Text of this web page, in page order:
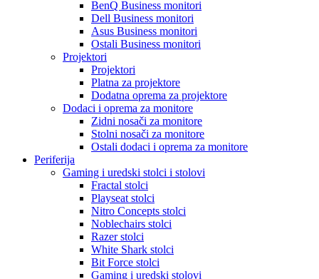
BenQ Business monitori
Dell Business monitori
Asus Business monitori
Ostali Business monitori
Projektori
Projektori
Platna za projektore
Dodatna oprema za projektore
Dodaci i oprema za monitore
Zidni nosači za monitore
Stolni nosači za monitore
Ostali dodaci i oprema za monitore
Periferija
Gaming i uredski stolci i stolovi
Fractal stolci
Playseat stolci
Nitro Concepts stolci
Noblechairs stolci
Razer stolci
White Shark stolci
Bit Force stolci
Gaming i uredski stolovi